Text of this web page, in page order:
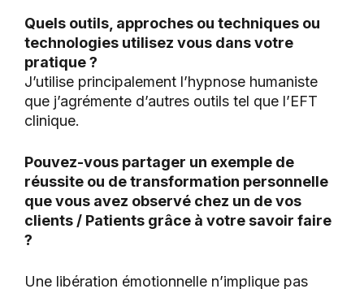
Quels outils, approches ou techniques ou
technologies utilisez vous dans votre
pratique ?
J’utilise principalement l’hypnose humaniste
que j’agrémente d’autres outils tel que l’EFT
clinique.
Pouvez-vous partager un exemple de
réussite ou de transformation personnelle
que vous avez observé chez un de vos
clients / Patients grâce à votre savoir faire
?
Une libération émotionnelle n’implique pas